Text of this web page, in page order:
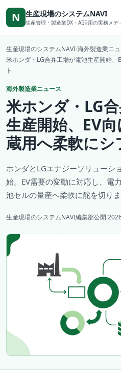
本文へ移動
N 生産現場のシステムNAVI
生産管理・製造業DX・AI活用の実務メデ
生産現場のシステムNAVI/海外製造業ニ
米ホンダ・LG合弁工場が電池生産開始
ト
海外製造業ニュース
米ホンダ・LG
生産開始、EV
蔵用へ柔軟にシ
ホンダとLGエナジーソリューシ
始。EV需要の変動に対応し、電
池セルの量産へ柔軟に舵を切りま
生産現場のシステムNAVI編集部公開